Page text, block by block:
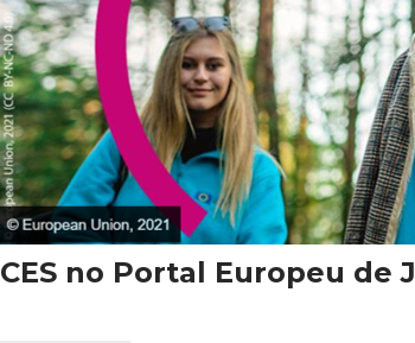
CES no Portal Europeu de